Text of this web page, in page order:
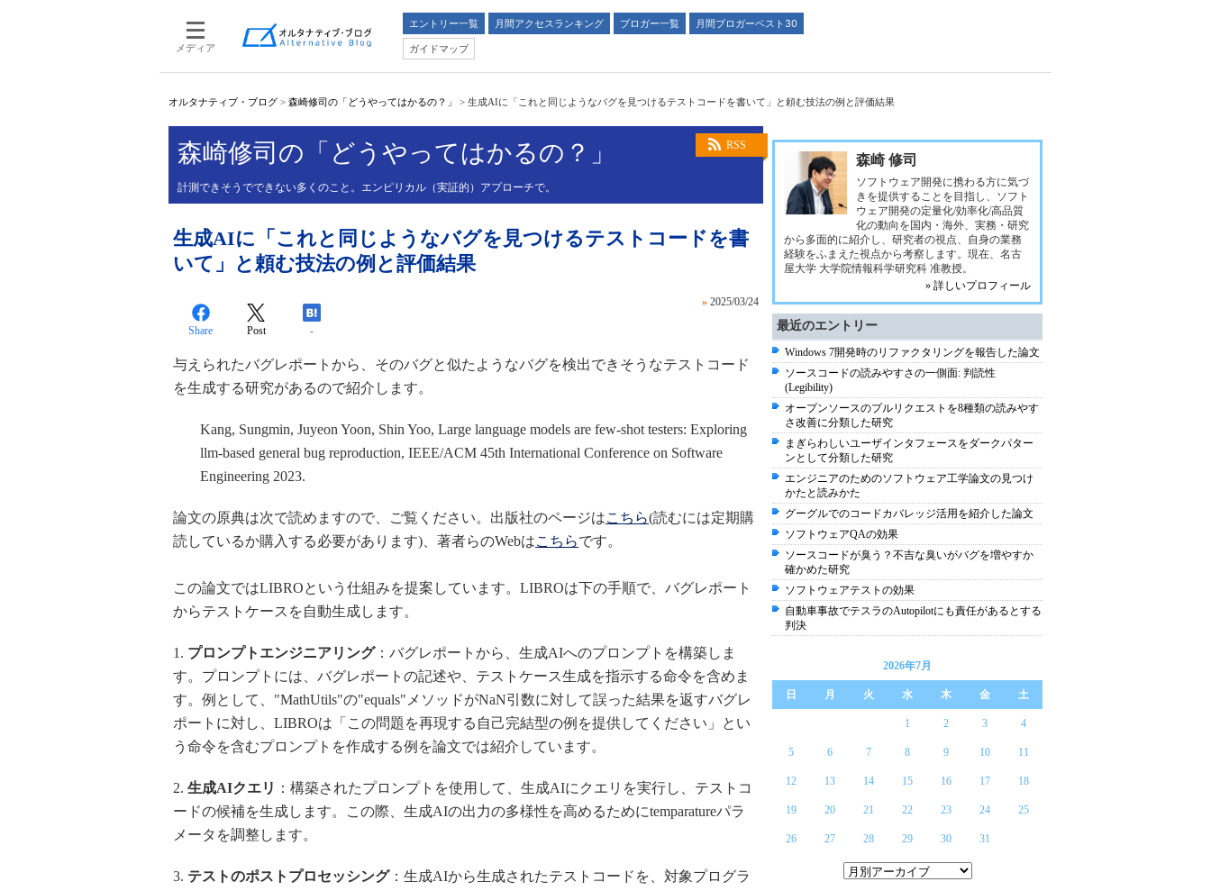
メディア
エントリー一覧 月間アクセスランキング ブロガー一覧
月間ブロガーベスト30
ガイドマップ
オルタナティブ・ブログ > 森崎修司の「どうやってはかるの？」 > 生成AIに「これと同じようなバグを見つけるテストコードを書いて」と頼む技法の例と評価結果
RSS
森崎修司の「どうやってはかるの？」
計測できそうでできない多くのこと。エンピリカル（実証的）アプローチで。
生成AIに「これと同じようなバグを見つけるテストコードを書
いて」と頼む技法の例と評価結果
» 2025/03/24
Share Post -
与えられたバグレポートから、そのバグと似たようなバグを検出できそうなテストコード
を生成する研究があるので紹介します。
Kang, Sungmin, Juyeon Yoon, Shin Yoo, Large language models are few-shot testers: Exploring
llm-based general bug reproduction, IEEE/ACM 45th International Conference on Software
Engineering 2023.
論文の原典は次で読めますので、ご覧ください。出版社のページはこちら(読むには定期購
読しているか購入する必要があります)、著者らのWebはこちらです。
この論文ではLIBROという仕組みを提案しています。LIBROは下の手順で、バグレポート
からテストケースを自動生成します。
1. プロンプトエンジニアリング：バグレポートから、生成AIへのプロンプトを構築しま
す。プロンプトには、バグレポートの記述や、テストケース生成を指示する命令を含めま
す。例として、"MathUtils"の"equals"メソッドがNaN引数に対して誤った結果を返すバグレ
ポートに対し、LIBROは「この問題を再現する自己完結型の例を提供してください」とい
う命令を含むプロンプトを作成する例を論文では紹介しています。
2. 生成AIクエリ ：構築されたプロンプトを使用して、生成AIにクエリを実行し、テストコ
ードの候補を生成します。この際、生成AIの出力の多様性を高めるためにtemparatureパラ
メータを調整します。
3. テストのポストプロセッシング：生成AIから生成されたテストコードを、対象プログラ
森崎 修司
ソフトウェア開発に携わる方に気づ
きを提供することを目指し、ソフト
ウェア開発の定量化/効率化/高品質
化の動向を国内・海外、実務・研究
から多面的に紹介し、研究者の視点、自身の業務
経験をふまえた視点から考察します。現在、名古
屋大学 大学院情報科学研究科 准教授。
» 詳しいプロフィール
最近のエントリー
Windows 7開発時のリファクタリングを報告した論文
ソースコードの読みやすさの一側面: 判読性
(Legibility)
オープンソースのプルリクエストを8種類の読みやす
さ改善に分類した研究
まぎらわしいユーザインタフェースをダークパター
ンとして分類した研究
エンジニアのためのソフトウェア工学論文の見つけ
かたと読みかた
グーグルでのコードカバレッジ活用を紹介した論文
ソフトウェアQAの効果
ソースコードが臭う？不吉な臭いがバグを増やすか
確かめた研究
ソフトウェアテストの効果
自動車事故でテスラのAutopilotにも責任があるとする
判決
2026年7月
日 月 火 水 木 金 土
1 2 3 4
5 6 7 8 9 10 11
12 13 14 15 16 17 18
19 20 21 22 23 24 25
26 27 28 29 30 31